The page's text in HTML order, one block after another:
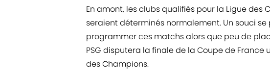
En amont, les clubs qualifiés pour la Ligue des
seraient déterminés normalement. Un souci
programmer ces matchs alors que peu de
PSG disputera la finale de la Coupe de
des Champions.